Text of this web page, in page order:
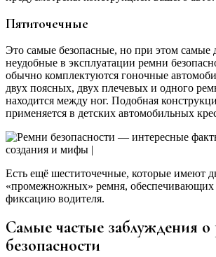
Пятиточечные
Это самые безопасные, но при этом самые
неудобные в эксплуатации ремни
обычно комплектуются гоночные
двух поясных, двух плечевых и одного
находится между ног. Подобная
применяется в детских автомобильных
Есть ещё шеститочечные, которые имеют
«промежножных» ремня,
фиксацию водителя.
Самые частые заблуждения о
безопасности